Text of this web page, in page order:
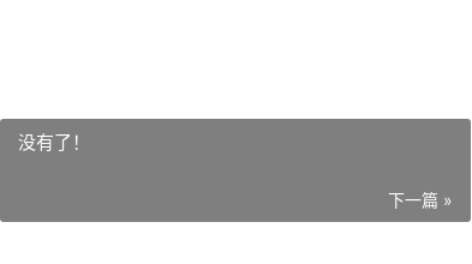
没有了！
下一篇 »